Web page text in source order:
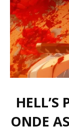
HELL’S
ONDE